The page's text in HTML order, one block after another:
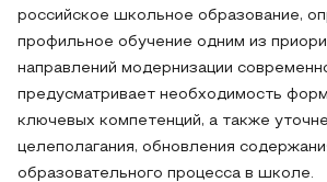
российское школьное образование,
профильное обучение одним из
направлений модернизации
предусматривает необходимость
ключевых компетенций, а также
целеполагания, обновления
образовательного процесса в школе.